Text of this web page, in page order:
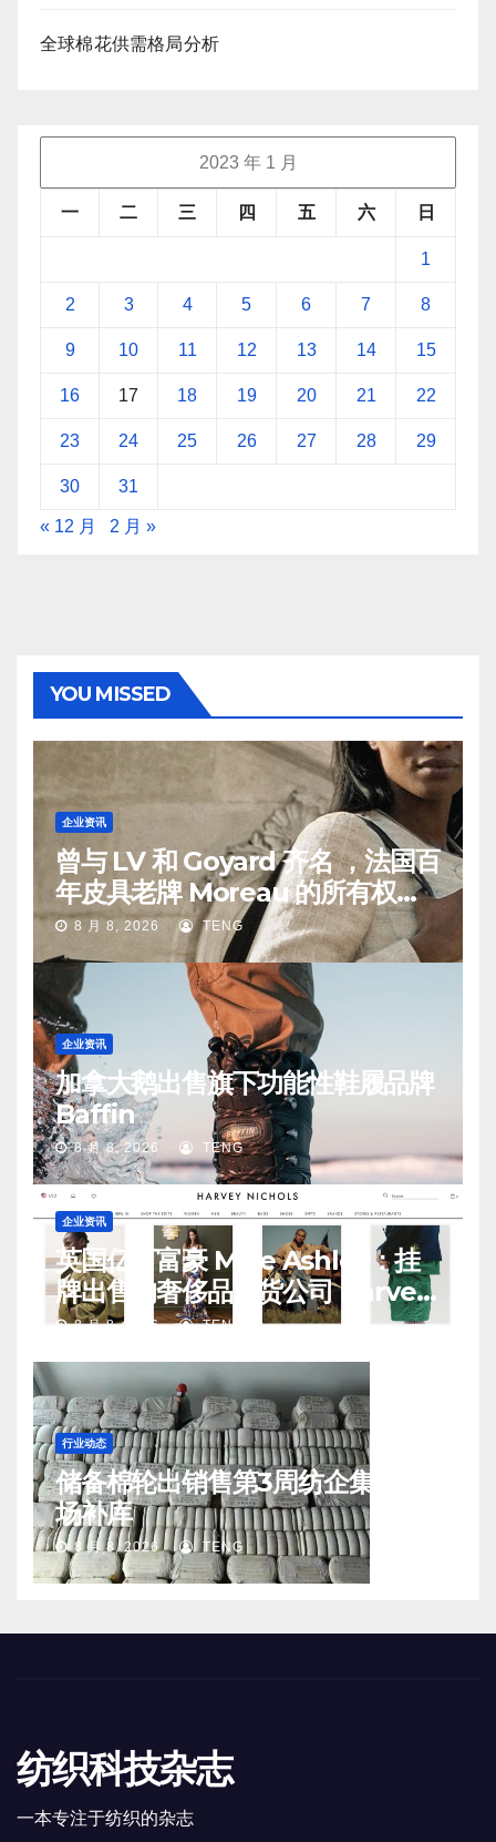
全球棉花供需格局分析
2023 年 1 月
一 二 三 四 五 六 日
1
2 3 4 5 6 7 8
9 10 11 12 13 14 15
16 17 18 19 20 21 22
23 24 25 26 27 28 29
30 31
« 12 月 2 月 »
YOU MISSED
企业资讯
曾与 LV 和 Goyard 齐名 ，法国百
年皮具老牌 Moreau 的所有权易
手8 月 8, 2026 TENG
企业资讯
加拿大鹅出售旗下功能性鞋履品牌
Baffin
8 月 8, 2026 TENG
企业资讯
英国亿万富豪 Mike Ashley：挂
牌出售的奢侈品百货公司 Harvey
Nichols 正陷入“死亡螺旋”
8 月 8, 2026 TENG
行业动态
储备棉轮出销售第3周纺企集中入
场补库
8 月 8, 2026 TENG
纺织科技杂志
一本专注于纺织的杂志